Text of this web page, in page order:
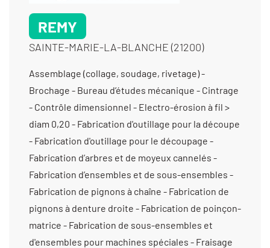
REMY
SAINTE-MARIE-LA-BLANCHE (21200)
Assemblage (collage, soudage, rivetage) -
Brochage - Bureau d’études mécanique - Cintrage
- Contrôle dimensionnel - Electro-érosion à fil >
diam 0,20 - Fabrication d'outillage pour la découpe
- Fabrication d'outillage pour le découpage -
Fabrication d’arbres et de moyeux cannelés -
Fabrication d’ensembles et de sous-ensembles -
Fabrication de pignons à chaîne - Fabrication de
pignons à denture droite - Fabrication de poinçon-
matrice - Fabrication de sous-ensembles et
d'ensembles pour machines spéciales - Fraisage